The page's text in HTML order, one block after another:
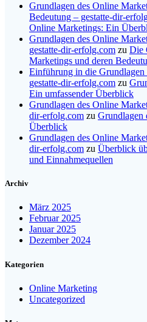
Grundlagen des Online
Bedeutung – gestatte-dir-
Online Marketings: Ein
Grundlagen des Online
gestatte-dir-erfolg.com zu Die
Marketings und deren
Einführung in die
gestatte-dir-erfolg.com zu
Ein umfassender Überblick
Grundlagen des Online
dir-erfolg.com zu Grundlagen
Überblick
Grundlagen des Online
dir-erfolg.com zu Überblick
und Einnahmequellen
Archiv
März 2025
Februar 2025
Januar 2025
Dezember 2024
Kategorien
Online Marketing
Uncategorized